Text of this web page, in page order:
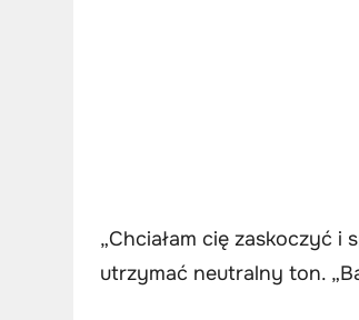
„Chciałam cię zaskoczyć i
utrzymać neutralny ton.